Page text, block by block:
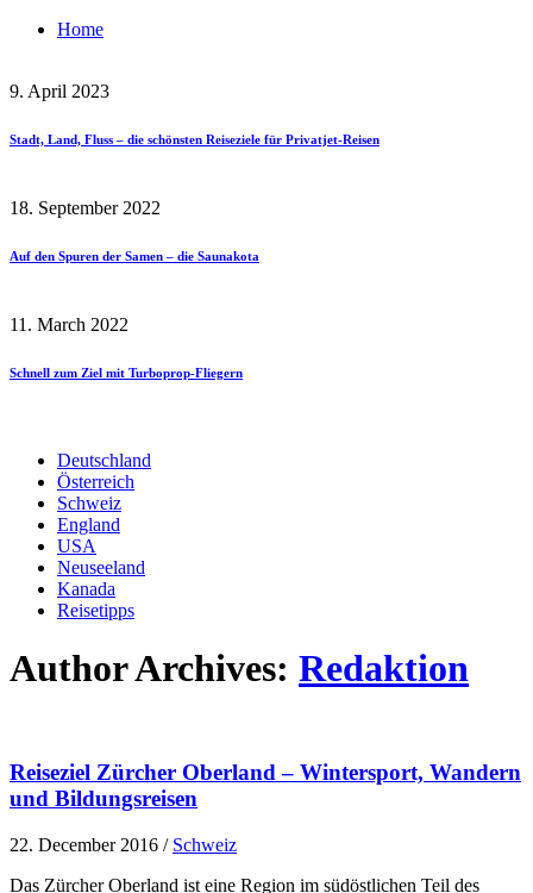
Home
9. April 2023
Stadt, Land, Fluss – die schönsten Reiseziele für Privatjet-Reisen
18. September 2022
Auf den Spuren der Samen – die Saunakota
11. March 2022
Schnell zum Ziel mit Turboprop-Fliegern
Deutschland
Österreich
Schweiz
England
USA
Neuseeland
Kanada
Reisetipps
Author Archives: Redaktion
Reiseziel Zürcher Oberland – Wintersport, Wandern
und Bildungsreisen
22. December 2016 / Schweiz
Das Zürcher Oberland ist eine Region im südöstlichen Teil des